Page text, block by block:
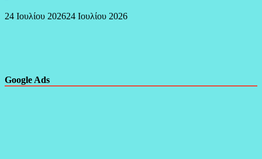
24 Ιουλίου 202624 Ιουλίου 2026
Google Ads